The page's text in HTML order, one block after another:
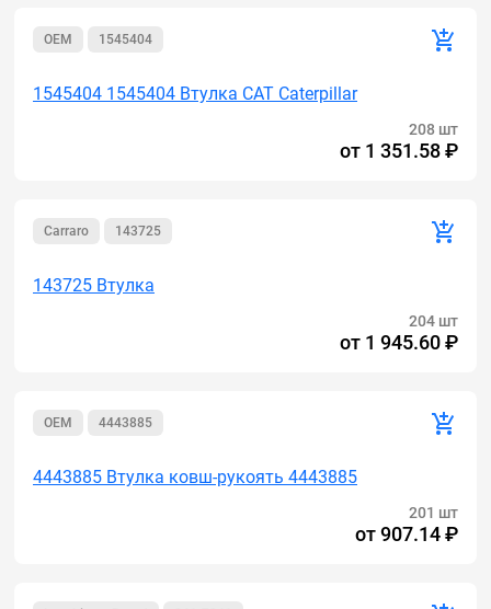
OEM 1545404
1545404 1545404 Втулка CAT Caterpillar
208 шт
от 1 351.58 ₽
Carraro 143725
143725 Втулка
204 шт
от 1 945.60 ₽
OEM 4443885
4443885 Втулка ковш-рукоять 4443885
201 шт
от907.14 ₽